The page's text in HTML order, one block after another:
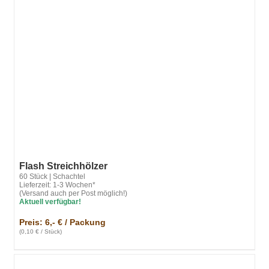
Flash Streichhölzer
60 Stück | Schachtel
Lieferzeit: 1-3 Wochen*
(Versand auch per Post möglich!)
Aktuell verfügbar!
Preis: 6,- € / Packung
(0,10 € / Stück)